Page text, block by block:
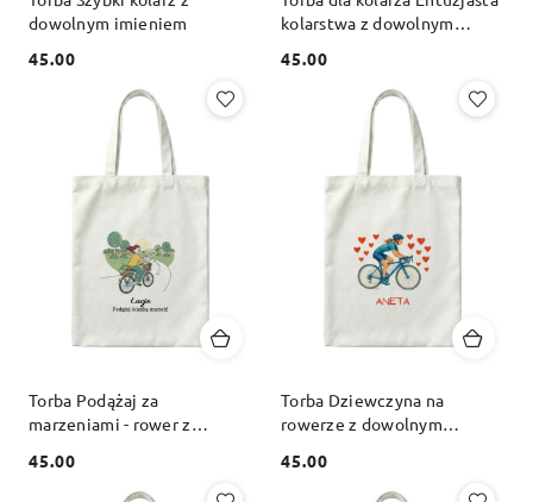
dowolnym imieniem
Cena:
45.00
kolarstwa z dowolnym
Cena:
45.00
Torba Podążaj za
marzeniami - rower z
Cena:
45.00
Torba Dziewczyna na
rowerze z dowolnym
Cena:
45.00